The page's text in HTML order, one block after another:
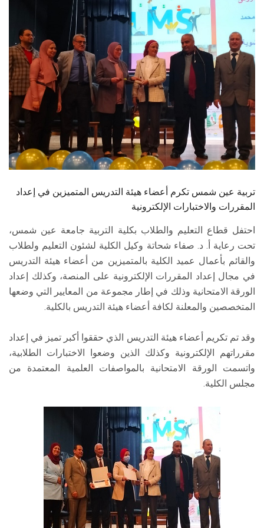
هيئة التدريس
الدراسات العليا
الخريجين
الموظفون
الزائـرون
سجل الان
تربية عين شمس تكرم أعضاء هيئة التدريس المتميزين في إعداد
المقررات والاختبارات الإلكترونية
احتفل قطاع التعليم والطلاب بكلية التربية جامعة عين شمس،
تحت رعاية أ. د. صفاء شحاتة وكيل الكلية لشئون التعليم ولطلاب
والقائم بأعمال عميد الكلية بالمتميزين من أعضاء هيئة التدريس
في مجال إعداد المقررات الإلكترونية على المنصة، وكذلك إعداد
الورقة الامتحانية وذلك في إطار مجموعة من المعايير التي وضعها
المتخصصين والمعلنة لكافة أعضاء هيئة التدريس بالكلية.
وقد تم تكريم أعضاء هيئة التدريس الذي حققوا أكبر تميز في إعداد
مقرراتهم الإلكترونية وكذلك الذين وضعوا الاختبارات الطلابية،
واتسمت الورقة الامتحانية بالمواصفات العلمية المعتمدة من
مجلس الكلية.